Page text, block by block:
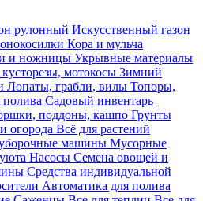
рулонный Искусственный газон
Кора и мульча
и ножницы Укрывные материалы
мотокосы Зимний
Лопаты, грабли, вилы Топоры,
Садовый инвентарь
поддоны, кашпо Грунты
огорода Всё для растений
машины Мусорные
Насосы Семена овощей и
Средства индивидуальной
Автоматика для полива